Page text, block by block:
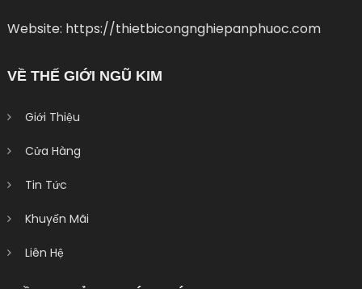
Website: https://thietbicongnghiepanphuoc.com
VỀ THẾ GIỚI NGŨ KIM
Giới Thiệu
Cửa Hàng
Tin Tức
Khuyến Mãi
Liên Hệ